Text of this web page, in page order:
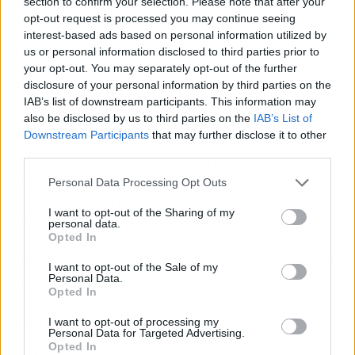
opt-out request is processed you may continue seeing
interest-based ads based on personal information utilized by
us or personal information disclosed to third parties prior to
your opt-out. You may separately opt-out of the further
disclosure of your personal information by third parties on the
IAB’s list of downstream participants. This information may
also be disclosed by us to third parties on the IAB’s List of
Downstream Participants that may further disclose it to other
Personal Data Processing Opt Outs
I want to opt-out of the Sharing of my
personal data.
Opted In
I want to opt-out of the Sale of my
Personal Data.
Opted In
I want to opt-out of processing my
Personal Data for Targeted Advertising.
Opted In
que reduce gastos extras.
Comparado con el Bono Alquiler Joven estatal
(250 euros al mes, con requisitos más
restrictivos y sujeto a agotamiento de fondos),
este sistema tiene la ventaja de que una vez
adjudicado, el piso es tuyo mientras cumplas las
condiciones y no tienes que renegociar cada
año. Si eres joven y tu contrato laboral es
autónomo con ingresos variables que un año
superan el IPREM y otro no, mejor infórmate
bien porque la revisión de la renta es anual y un
repunte puede dejarte fuera.
Dónde y cuándo